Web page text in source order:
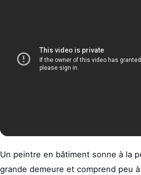
Un peintre en bâtiment sonne à la
grande demeure et comprend peu